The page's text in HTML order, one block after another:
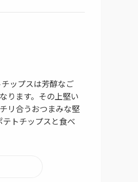
ップスは芳醇なご
ります。その上堅い
リ合うおつまみな堅
トチップスと食べ